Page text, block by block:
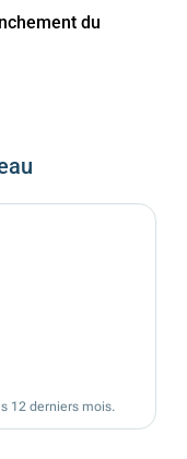
du
12 derniers mois.